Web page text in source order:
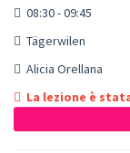
08:30 - 09:45
Tägerwilen
Alicia Orellana
La lezione è